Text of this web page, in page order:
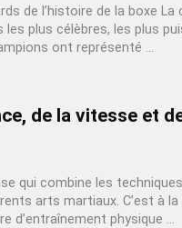
de l’histoire de la boxe La
plus célèbres, les plus
ont représenté ...
de la vitesse et
qui combine les
arts martiaux. C’est à
d’entraînement physique ...